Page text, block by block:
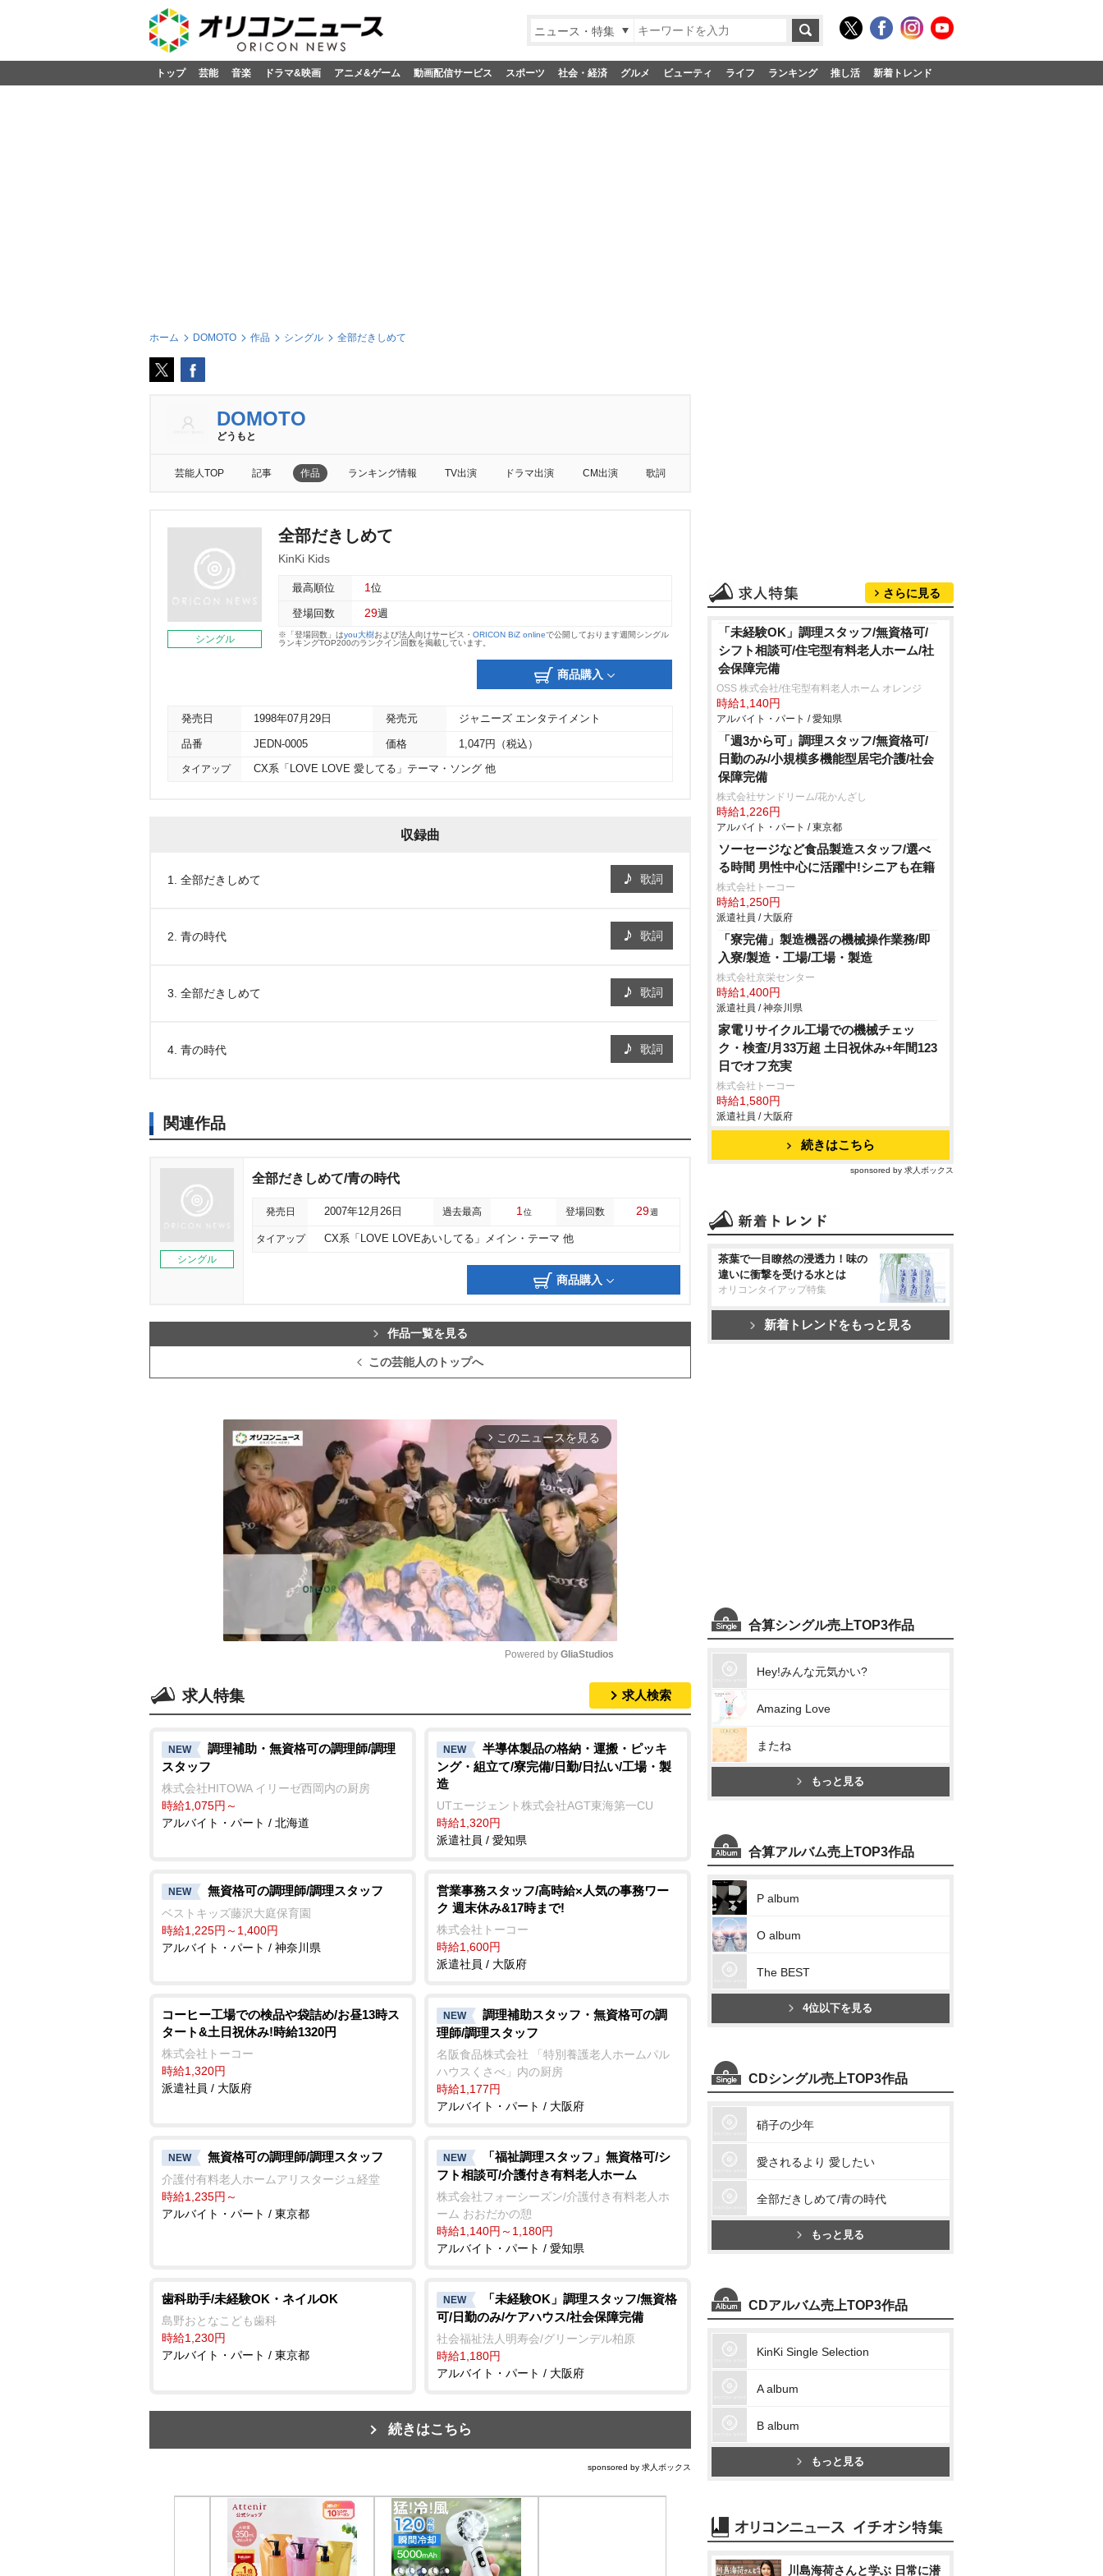
ニュース・特集
トップ 芸能 音楽 ドラマ&映画 アニメ&ゲーム 動画配信サービス スポーツ 社会・経済 グルメ ビューティ ライフ ランキング 推し活 新着トレンド
ホーム DOMOTO 作品 シングル 全部だきしめて
DOMOTO
どうもと
芸能人TOP 記事 作品 ランキング情報 TV出演 ドラマ出演 CM出演 歌詞
シングル
全部だきしめて
KinKi Kids
最高順位 1 位
登場回数 29週
※「登場回数」はyou大樹および法人向けサービス・ ORICON BiZ onlineで公開しております週間シングル
ランキングTOP200のランクイン回数を掲載しています。
商品購入
発売日 1998年07月29日 発売元 ジャニーズ エンタテイメント
品番 JEDN-0005 価格 1,047円（税込）
タイアップ CX系「LOVE LOVE 愛してる」テーマ・ソング 他
収録曲
1. 全部だきしめて 歌詞
2. 青の時代 歌詞
3. 全部だきしめて 歌詞
4. 青の時代 歌詞
関連作品
シングル
全部だきしめて/青の時代
発売日 2007年12月26日 過去最高 1 位 登場回数 29週
タイアップ CX系「LOVE LOVEあいしてる」メイン・テーマ 他
商品購入
作品一覧を見る
この芸能人のトップへ
arrow_forward_ios このニュースを見る
t
e
Powered by GliaStudios
求人特集 求人検索
NEW
調理補助・無資格可の調理師/調理
スタッフ
株式会社HITOWA イリーゼ西岡内の厨房
時給1,075円～
アルバイト・パート / 北海道
NEW
半導体製品の格納・運搬・ピッキ
ング・組立て/寮完備/日勤/日払い/工場・製
造
UTエージェント株式会社AGT東海第一CU
時給1,320円
派遣社員 / 愛知県
NEW 無資格可の調理師/調理スタッフ
ベストキッズ藤沢大庭保育園
時給1,225円～1,400円
アルバイト・パート / 神奈川県
営業事務スタッフ/高時給×人気の事務ワー
ク 週末休み&17時まで!
株式会社トーコー
時給1,600円
派遣社員 / 大阪府
コーヒー工場での検品や袋詰め/お昼13時ス
タート&土日祝休み!時給1320円
株式会社トーコー
時給1,320円
派遣社員 / 大阪府
NEW
調理補助スタッフ・無資格可の調
理師/調理スタッフ
名阪食品株式会社 「特別養護老人ホームパル
ハウスくさべ」内の厨房
時給1,177円
アルバイト・パート / 大阪府
NEW 無資格可の調理師/調理スタッフ
介護付有料老人ホームアリスタージュ経堂
時給1,235円～
アルバイト・パート / 東京都
NEW
「福祉調理スタッフ」無資格可/シ
フト相談可/介護付き有料老人ホーム
株式会社フォーシーズン/介護付き有料老人ホ
ーム おおだかの憩
時給1,140円～1,180円
アルバイト・パート / 愛知県
歯科助手/未経験OK・ネイルOK
島野おとなこども歯科
時給1,230円
アルバイト・パート / 東京都
NEW
「未経験OK」調理スタッフ/無資格
可/日勤のみ/ケアハウス/社会保障完備
社会福祉法人明寿会/グリーンデル柏原
時給1,180円
アルバイト・パート / 大阪府
続きはこちら
sponsored by 求人ボックス
さらに見る
「未経験OK」調理スタッフ/無資格可/
シフト相談可/住宅型有料老人ホーム/社
会保障完備
OSS 株式会社/住宅型有料老人ホーム オレンジ
時給1,140円
アルバイト・パート / 愛知県
「週3から可」調理スタッフ/無資格可/
日勤のみ/小規模多機能型居宅介護/社会
保障完備
株式会社サンドリーム/花かんざし
時給1,226円
アルバイト・パート / 東京都
ソーセージなど食品製造スタッフ/選べ
る時間 男性中心に活躍中!シニアも在籍
株式会社トーコー
時給1,250円
派遣社員 / 大阪府
「寮完備」製造機器の機械操作業務/即
入寮/製造・工場/工場・製造
株式会社京栄センター
時給1,400円
派遣社員 / 神奈川県
家電リサイクル工場での機械チェッ
ク・検査/月33万超 土日祝休み+年間123
日でオフ充実
株式会社トーコー
時給1,580円
派遣社員 / 大阪府
続きはこちら
sponsored by 求人ボックス
茶葉で一目瞭然の浸透力！味の
違いに衝撃を受ける水とは
オリコンタイアップ特集
新着トレンドをもっと見る
合算シングル売上TOP3作品
Hey!みんな元気かい?
Amazing Love
またね
もっと見る
合算アルバム売上TOP3作品
P album
O album
The BEST
4位以下を見る
CDシングル売上TOP3作品
硝子の少年
愛されるより 愛したい
全部だきしめて/青の時代
もっと見る
CDアルバム売上TOP3作品
KinKi Single Selection
A album
B album
もっと見る
川島海荷さんと学ぶ 日常に潜